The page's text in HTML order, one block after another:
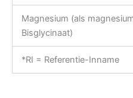
Magnesium (als
Bisglycinaat)
*RI = Referentie-Inname